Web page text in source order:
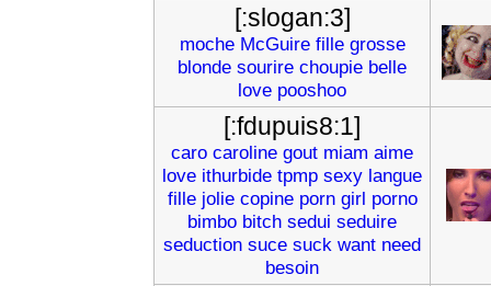
[:slogan:3]
moche McGuire fille grosse
blonde sourire choupie belle
love pooshoo
[:fdupuis8:1]
caro caroline gout miam aime
love ithurbide tpmp sexy langue
fille jolie copine porn girl porno
bimbo bitch sedui seduire
seduction suce suck want need
besoin